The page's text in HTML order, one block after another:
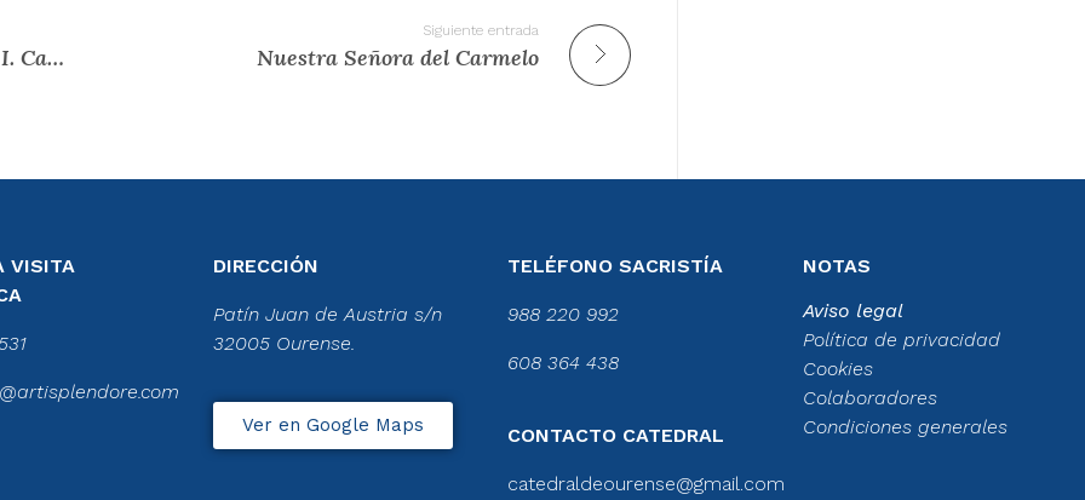
Aniversario de la dedicación de la S. I. Catedral de Ourense
Siguiente entrada
Nuestra Señora del Carmelo
VISITA
DIRECCIÓN
Patín Juan de Austria s/n
32005 Ourense.
Ver en Google Maps
TELÉFONO SACRISTÍA
988 220 992
608 364 438
CONTACTO CATEDRAL
catedraldeourense@gmail.com
NOTAS
Aviso legal
Política de privacidad
Cookies
Colaboradores
Condiciones generales